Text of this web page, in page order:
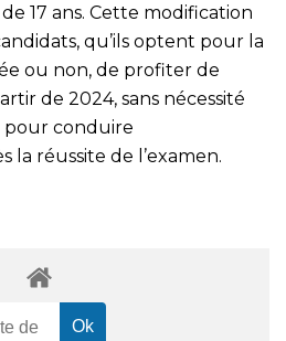
17 ans. Cette modification
qu’ils optent pour la
ou non, de profiter de
de 2024, sans nécessité
pour conduire
la réussite de l’examen.